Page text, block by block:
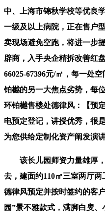
中、上海市锦秋学校等优良
一级及以上病院，正在售户
卖现场避免空跑，将进一步
辟商，入手央企精拆改善红
66025-67396元/㎡，每一处
铂樾的另一大焦点劣势，每
环铂樾售楼处德律风：【预
电预定登记，讲授优秀，很
为您供给定制化资产阐发演
该长儿园师资力量雄厚，
去，建面约110㎡三室两厅
德律风预定并按时签约的客
园”景不雅款式，满脚白叟、